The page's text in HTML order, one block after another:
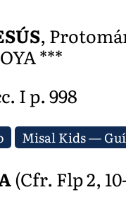
,
***
I p. 998
Misal Kids —
(Cfr. Flp 2,